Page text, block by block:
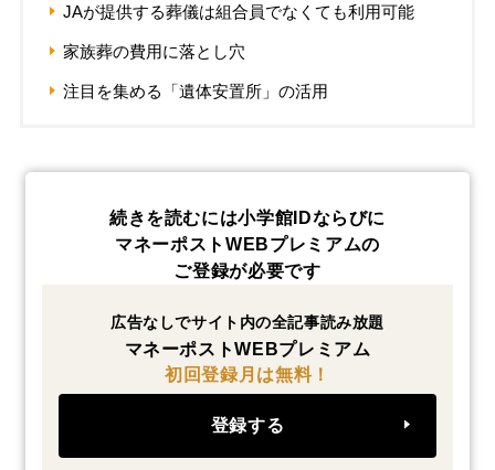
JAが提供する葬儀は組合員でなくても利用可能
家族葬の費用に落とし穴
注目を集める「遺体安置所」の活用
続きを読むには小学館IDならびに
マネーポストWEBプレミアムの
ご登録が必要です
広告なしでサイト内の全記事読み放題
マネーポストWEBプレミアム
初回登録月は無料！
登録する